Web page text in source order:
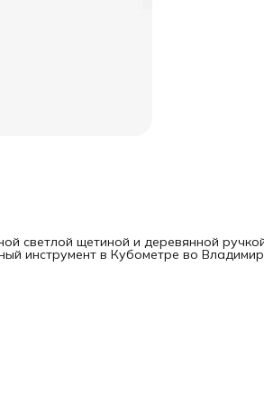
светлой щетиной и деревянной
инструмент в Кубометре во